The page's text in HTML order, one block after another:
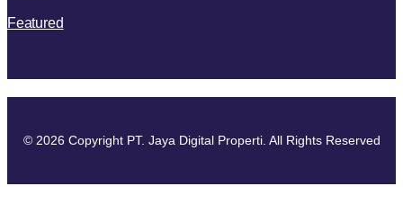
Featured
© 2026 Copyright PT. Jaya Digital Properti. All Rights Reserved